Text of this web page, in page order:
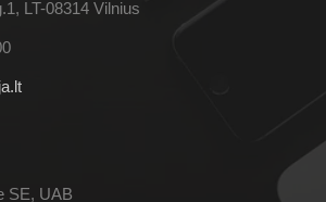
LT-08314 Vilnius
SE, UAB